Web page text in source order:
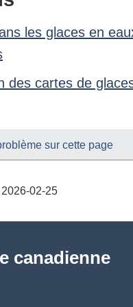
les glaces en
des cartes de
sur cette page
2026-02-25
canadienne